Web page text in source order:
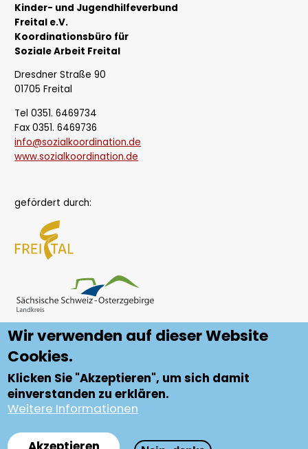
Fußzeile
Kinder- und Jugendhilfeverbund
Freital e.V.
Koordinationsbüro für
Soziale Arbeit Freital
Dresdner Straße 90
01705 Freital
Tel 0351. 6469734
Fax 0351. 6469736
info@sozialkoordination.de
www.sozialkoordination.de
gefördert durch:
Wir verwenden auf dieser Website
Cookies.
Klicken Sie "Akzeptieren", um sich damit
einverstanden zu erklären.
Weitere Informationen